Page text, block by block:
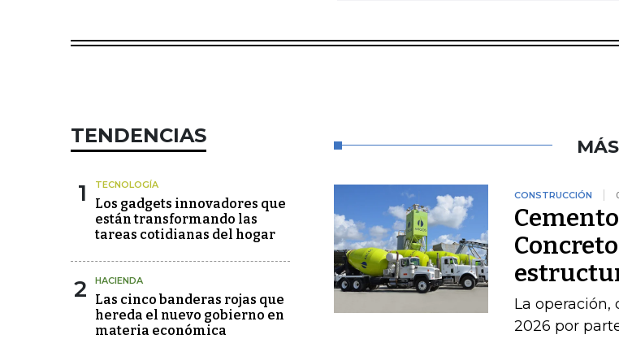
TENDENCIAS
1 TECNOLOGÍA
Los gadgets innovadores que
están transformando las
tareas cotidianas del hogar
2 HACIENDA
Las cinco banderas rojas que
hereda el nuevo gobierno en
materia económica
CONSTRUCCIÓN
La operación,
2026 por